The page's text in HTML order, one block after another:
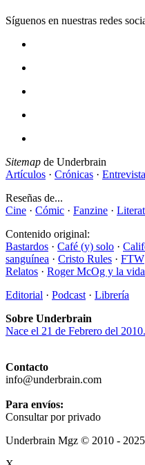
Síguenos en nuestras redes
Sitemap de Underbrain
Artículos · Crónicas ·
Reseñas de...
Cine · Cómic · Fanzine ·
Contenido original:
Bastardos · Café (y) solo ·
sanguínea · Cristo Rules · FTW
Relatos · Roger McOg y la vida
Editorial · Podcast · Librería
Sobre Underbrain
Nace el 21 de Febrero del
Contacto
info@underbrain.com
Para envíos:
Consultar por privado
Underbrain Mgz © 2010 -